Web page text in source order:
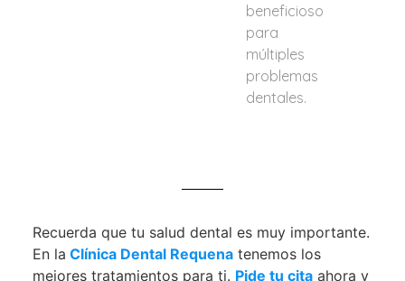
beneficioso
para
múltiples
problemas
dentales.
Recuerda que tu salud dental es muy importante.
En la Clínica Dental Requena tenemos los
mejores tratamientos para ti. Pide tu cita ahora y